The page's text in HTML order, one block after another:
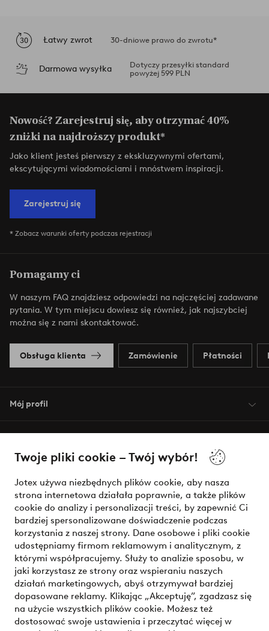
Twoje pliki cookie – Twój wybór!
Jotex używa niezbędnych plików cookie, aby nasza
strona internetowa działała poprawnie, a także plików
cookie do analizy i personalizacji treści, by zapewnić Ci
bardziej spersonalizowane doświadczenie podczas
korzystania z naszej strony. Dane osobowe i pliki cookie
udostępniamy firmom reklamowym i analitycznym, z
którymi współpracujemy. Służy to analizie sposobu, w
jaki korzystasz ze strony oraz wspieraniu naszych
działań marketingowych, abyś otrzymywał bardziej
dopasowane reklamy. Klikając „Akceptuję”, zgadzasz się
na użycie wszystkich plików cookie. Możesz też
dostosować swoje ustawienia i przeczytać więcej w
Łatwy zwrot 30-dniowe prawo do zwrotu*
Darmowa wysyłka
Dotyczy przesyłki standard
powyżej 599 PLN
Nowość? Zarejestruj się, aby otrzymać 40%
zniżki na najdroższy produkt*
Jako klient jesteś pierwszy z ekskluzywnymi ofertami,
ekscytującymi wiadomościami i mnóstwem inspiracji.
Zarejestruj się
* Zobacz warunki oferty podczas rejestracji
Pomagamy ci
W naszym FAQ znajdziesz odpowiedzi na najczęściej zadawane
pytania. W tym miejscu dowiesz się również, jak najszybciej
można się z nami skontaktować.
Obsługa klienta Zamówienie Płatności
Mój profil
Warunki
Bezpieczne płatności - zapłać teraz lub podziel się
Chcesz dowiedzieć się więcej o naszych opcjach płatności